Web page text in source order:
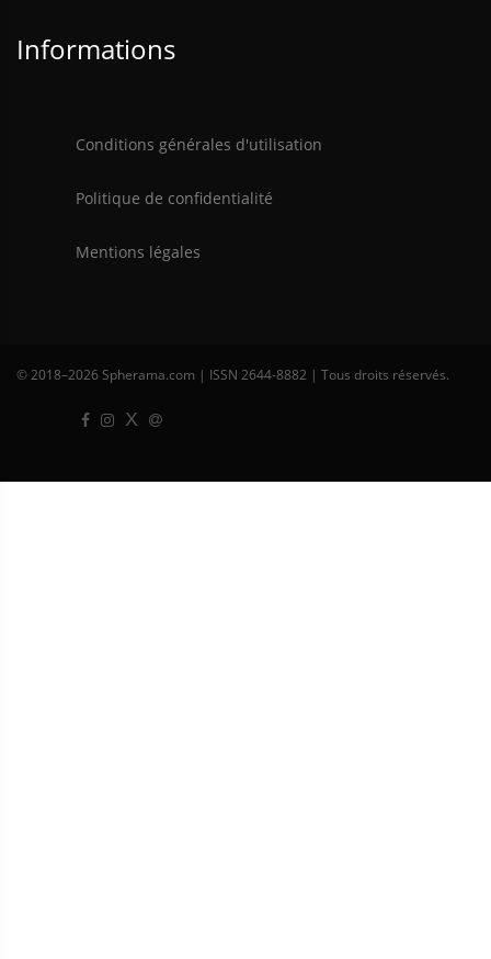
Informations
Conditions générales d'utilisation
Politique de confidentialité
Mentions légales
© 2018–2026 Spherama.com | ISSN 2644-8882 | Tous droits réservés.
X